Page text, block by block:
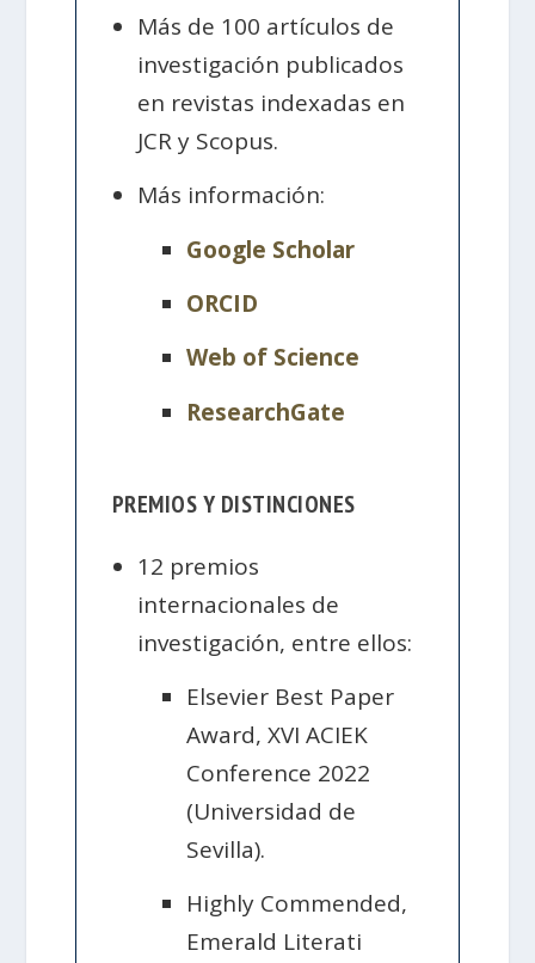
Más de 100 artículos de
investigación publicados
en revistas indexadas en
JCR y Scopus.
Más información:
Google Scholar
ORCID
Web of Science
ResearchGate
PREMIOS Y DISTINCIONES
12 premios
internacionales de
investigación, entre ellos:
Elsevier Best Paper
Award, XVI ACIEK
Conference 2022
(Universidad de
Sevilla).
Highly Commended,
Emerald Literati